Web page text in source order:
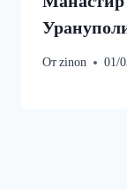
Отzinon 01/